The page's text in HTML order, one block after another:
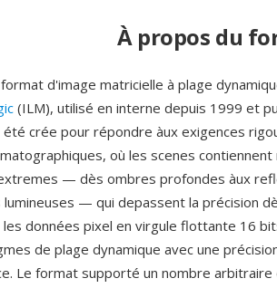
À propos du
format d'image matricielle à plage
(ILM), utilisé en interne depuis 1999 et
été crée pour répondre àux exigences
où les scenes
— dès ombres profondes àux
lumineuses — qui depassent la précision
les données pixel en virgule flottante 16
de plage dynamique avec une
Le format supporté un nombre arbitraire